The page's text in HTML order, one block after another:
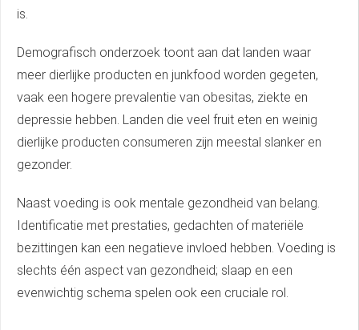
is.
Demografisch onderzoek toont aan dat landen waar
meer dierlijke producten en junkfood worden gegeten,
vaak een hogere prevalentie van obesitas, ziekte en
depressie hebben. Landen die veel fruit eten en weinig
dierlijke producten consumeren zijn meestal slanker en
gezonder.
Naast voeding is ook mentale gezondheid van belang.
Identificatie met prestaties, gedachten of materiële
bezittingen kan een negatieve invloed hebben. Voeding is
slechts één aspect van gezondheid; slaap en een
evenwichtig schema spelen ook een cruciale rol.